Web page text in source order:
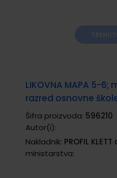
LIKOVNA MAPA 5-
razred osnovne
Šifra proizvoda: 596210
Autor(i):
Nakladnik: PROFIL KLETT
ministarstva: